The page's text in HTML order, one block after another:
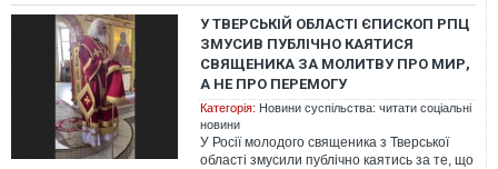
У ТВЕРСЬКІЙ ОБЛАСТІ ЄПИСКОП РПЦ
ЗМУСИВ ПУБЛІЧНО КАЯТИСЯ
СВЯЩЕНИКА ЗА МОЛИТВУ ПРО МИР,
А НЕ ПРО ПЕРЕМОГУ
Категорія: Новини суспільства: читати соціальні
новини
У Росії молодого священика з Тверської
області змусили публічно каятись за те, що